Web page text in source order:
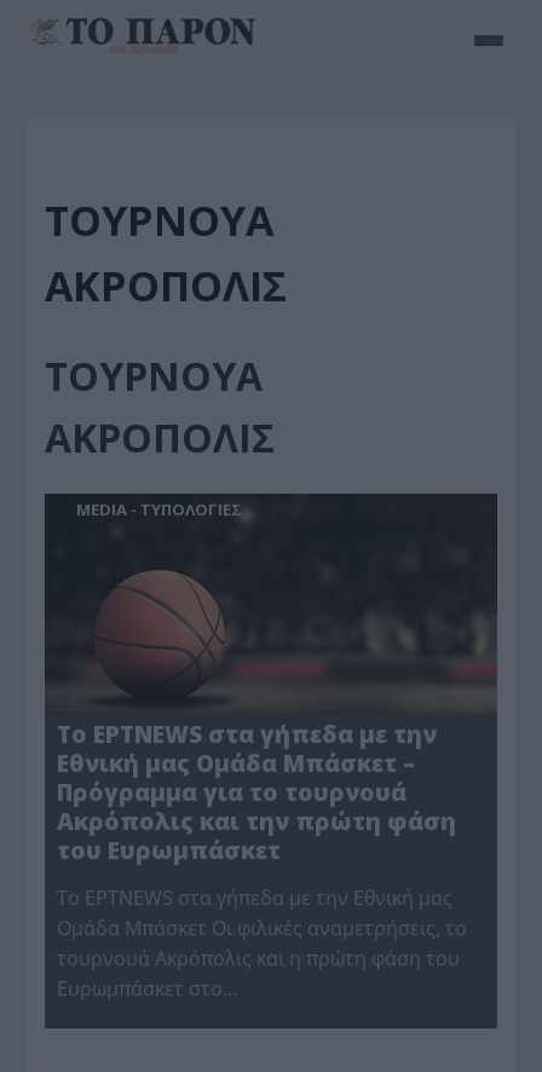
ΤΟΥΡΝΟΥΑ
ΑΚΡΟΠΟΛΙΣ
ΤΟΥΡΝΟΥΑ
ΑΚΡΟΠΟΛΙΣ
MEDIA - ΤΥΠΟΛΟΓΙΕΣ
Το ΕΡΤNEWS στα γήπεδα με την
Εθνική μας Ομάδα Μπάσκετ –
Πρόγραμμα για το τουρνουά
Ακρόπολις και την πρώτη φάση
του Ευρωμπάσκετ
Το ΕΡΤNEWS στα γήπεδα με την Εθνική μας
Ομάδα Μπάσκετ Οι φιλικές αναμετρήσεις, το
τουρνουά Ακρόπολις και η πρώτη φάση του
Ευρωμπάσκετ στο…